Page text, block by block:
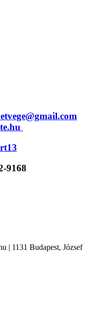
9168
| 1131 Budapest, József